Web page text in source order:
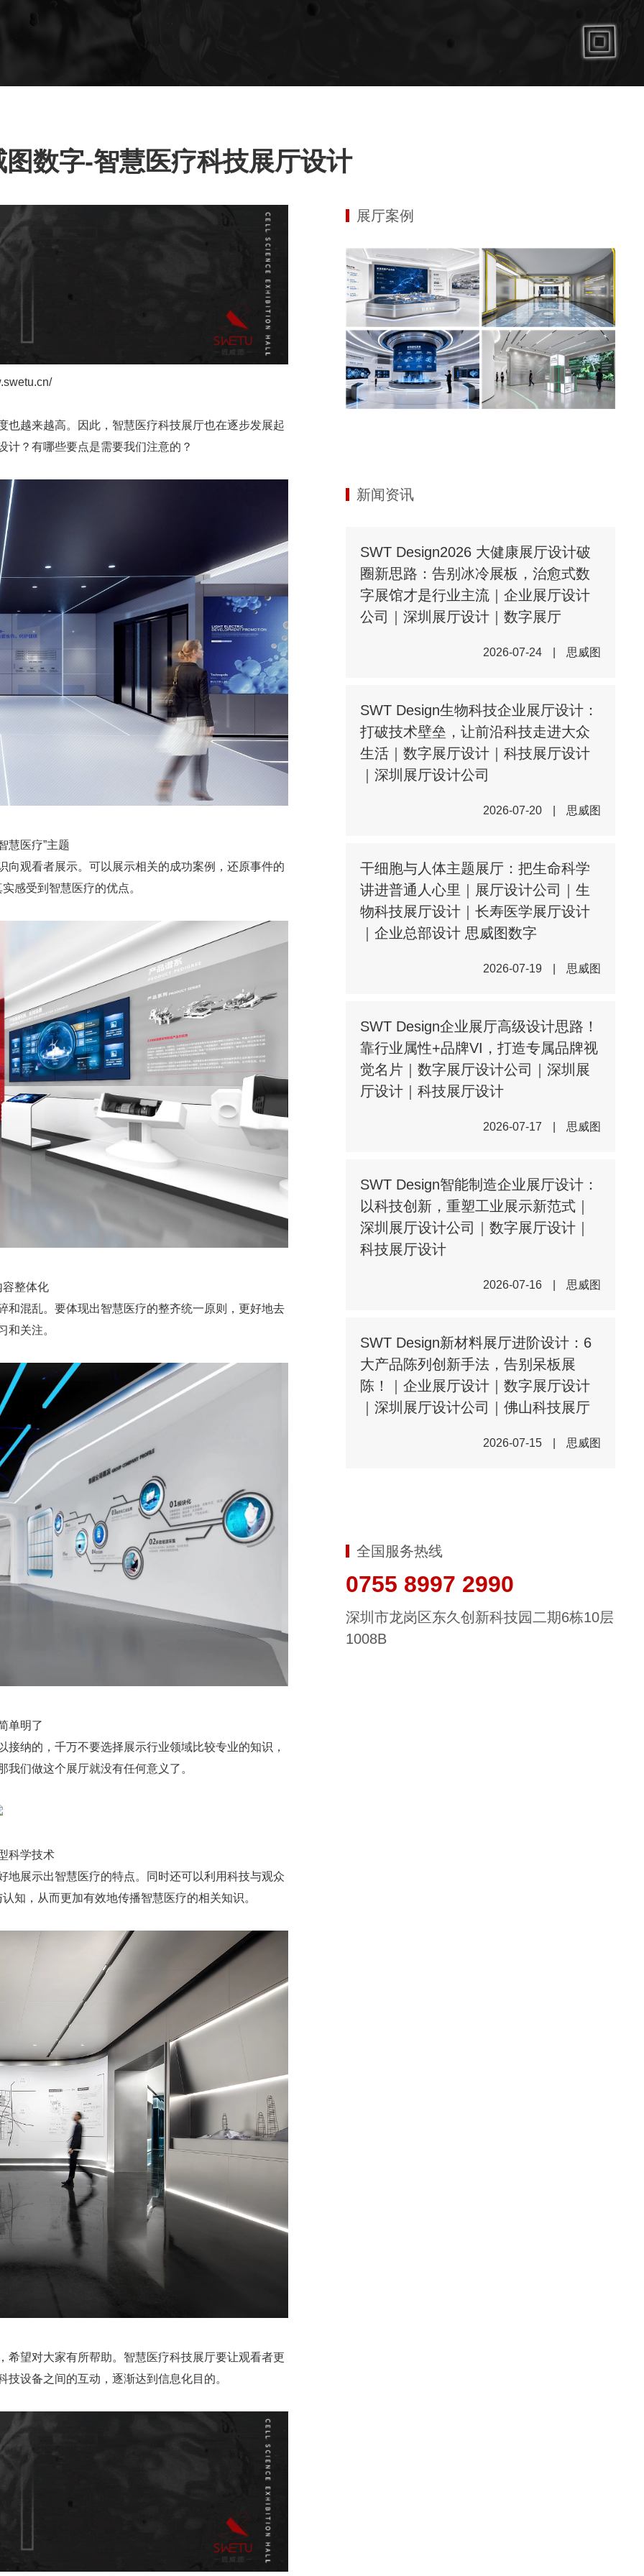
数字-智慧医疗科技展厅设计
越来越高。因此，智慧医疗科技展厅也在逐步发展起
计？有哪些要点是需要我们注意的？
慧医疗”主题
观看者展示。可以展示相关的成功案例，还原事件的
感受到智慧医疗的优点。
容整体化
和混乱。要体现出智慧医疗的整齐统一原则，更好地去
和关注。
单明了
纳的，千万不要选择展示行业领域比较专业的知识，
们做这个展厅就没有任何意义了。
科学技术
展示出智慧医疗的特点。同时还可以利用科技与观众
知，从而更加有效地传播智慧医疗的相关知识。
望对大家有所帮助。智慧医疗科技展厅要让观看者更
设备之间的互动，逐渐达到信息化目的。
展厅案例
新闻资讯
SWT Design2026 大健康展厅设计破
圈新思路：告别冰冷展板，治愈式数
字展馆才是行业主流｜企业展厅设计
公司｜深圳展厅设计｜数字展厅
2026-07-24 思威图
SWT Design生物科技企业展厅设计：
打破技术壁垒，让前沿科技走进大众
生活｜数字展厅设计｜科技展厅设计
｜深圳展厅设计公司
2026-07-20 思威图
干细胞与人体主题展厅：把生命科学
讲进普通人心里｜展厅设计公司｜生
物科技展厅设计｜长寿医学展厅设计
｜企业总部设计 思威图数字
2026-07-19 思威图
SWT Design企业展厅高级设计思路！
靠行业属性+品牌VI，打造专属品牌视
觉名片｜数字展厅设计公司｜深圳展
厅设计｜科技展厅设计
2026-07-17 思威图
SWT Design智能制造企业展厅设计：
以科技创新，重塑工业展示新范式｜
深圳展厅设计公司｜数字展厅设计｜
科技展厅设计
2026-07-16 思威图
SWT Design新材料展厅进阶设计：6
大产品陈列创新手法，告别呆板展
陈！｜企业展厅设计｜数字展厅设计
｜深圳展厅设计公司｜佛山科技展厅
2026-07-15 思威图
全国服务热线
0755 8997 2990
深圳市龙岗区东久创新科技园二期6栋10层
1008B